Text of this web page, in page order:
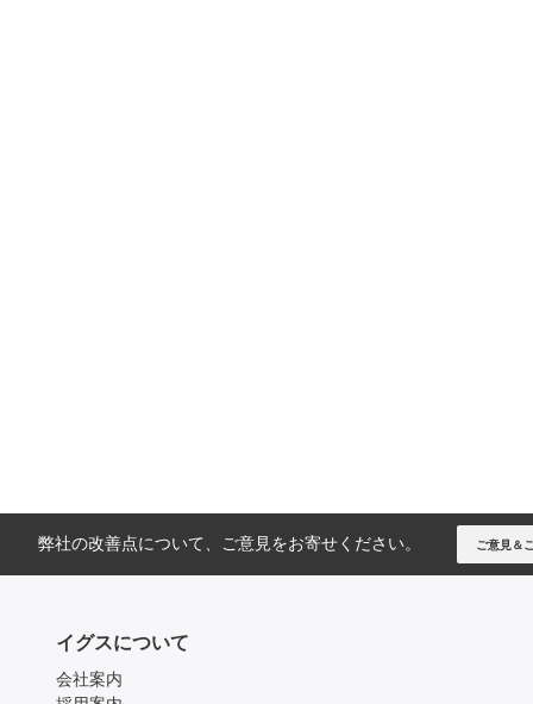
弊社の改善点について、ご意見をお寄せください。 ご意見＆
イグスについて
会社案内